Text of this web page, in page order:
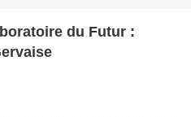
du Futur :
de Yvon Gervaise